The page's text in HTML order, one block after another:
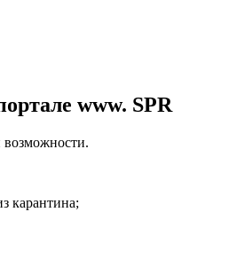
www. SPR
карантина;